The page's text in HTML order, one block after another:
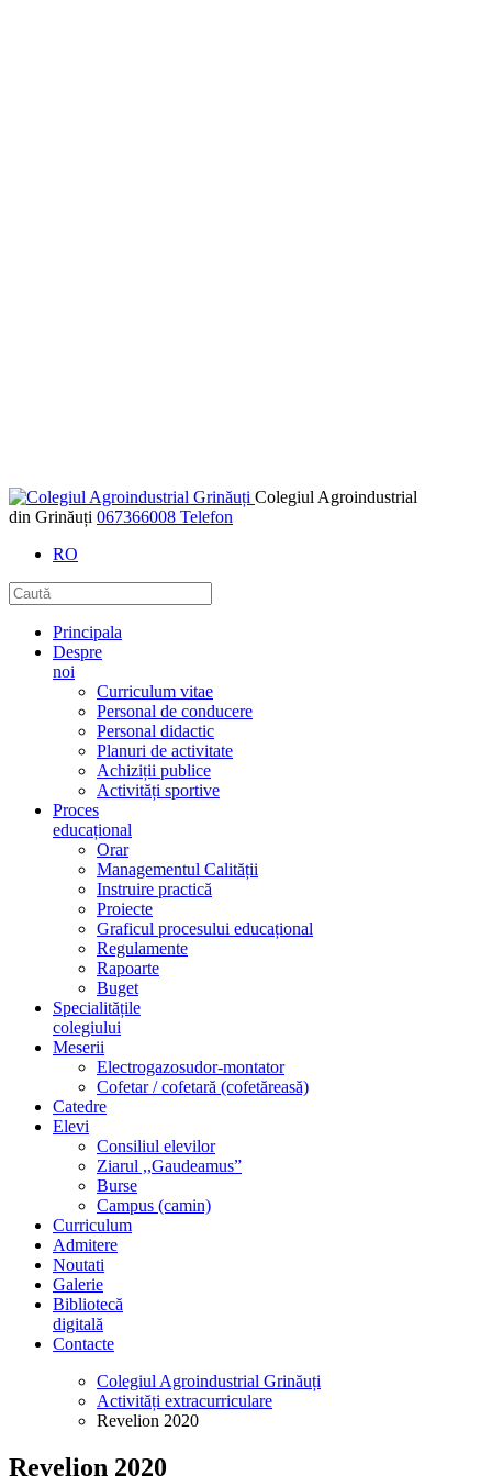
Colegiul Agroindustrial
din Grinăuți 067366008 Telefon
RO
Principala
Despre
noi
Curriculum vitae
Personal de conducere
Personal didactic
Planuri de activitate
Achiziții publice
Activități sportive
Proces
educațional
Orar
Managementul Calității
Instruire practică
Proiecte
Graficul procesului educațional
Regulamente
Rapoarte
Buget
Specialitățile
colegiului
Meserii
Electrogazosudor-montator
Cofetar / cofetară (cofetăreasă)
Catedre
Elevi
Consiliul elevilor
Ziarul ,,Gaudeamus”
Burse
Campus (camin)
Curriculum
Admitere
Noutati
Galerie
Bibliotecă
digitală
Contacte
Colegiul Agroindustrial Grinăuți
Activități extracurriculare
Revelion 2020
Revelion 2020